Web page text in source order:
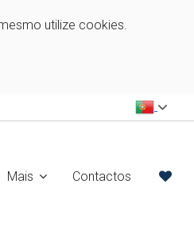
utilize cookies.
Mais Contactos